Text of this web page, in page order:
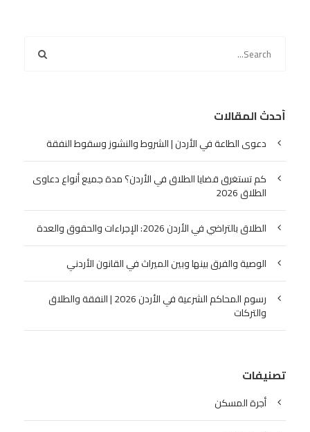
أحدث المقالات
دعوى الطاعة في الأردن | الشروط والنشوز وسقوط النفقة
كم تستغرق قضايا الطلاق في الأردن؟ مدة جميع أنواع دعاوى
الطلاق 2026
الطلاق بالتراضي في الأردن 2026: الإجراءات والحقوق والعدة
الوصية والفرق بينها وبين الميراث في القانون الأردني
رسوم المحاكم الشرعية في الأردن 2026 | النفقة والطلاق
والتركات
تصنيفات
أجرة المسكن